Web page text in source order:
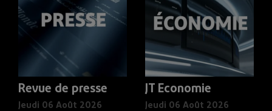
Revue de presse
Jeudi 06 Août 2026
JT Economie
Jeudi 06 Août 2026